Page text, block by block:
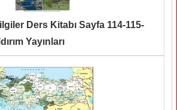
Ders Kitabı Sayfa 114-115-
Yayınları